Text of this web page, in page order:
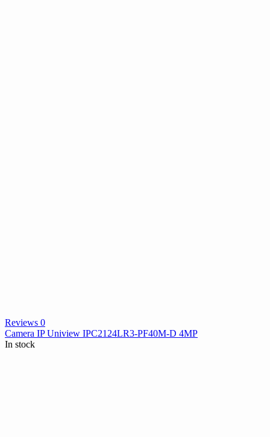
Reviews 0
Camera IP Uniview IPC2124LR3-PF40M-D 4MP
In stock